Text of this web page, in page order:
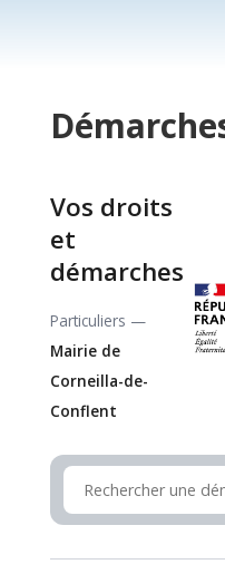
Vos droits
et
démarches
Particuliers —
Mairie de
Corneilla-de-
Conflent